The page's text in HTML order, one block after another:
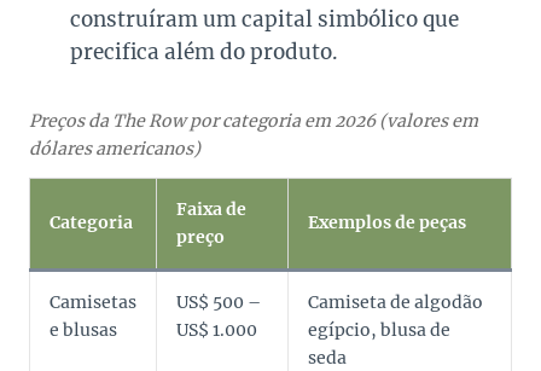
construíram um capital simbólico que
precifica além do produto.
Preços da The Row por categoria em 2026 (valores em
dólares americanos)
Categoria
Faixa de
preço
Exemplos de peças
Camisetas
e blusas
US$ 500 –
US$ 1.000
Camiseta de algodão
egípcio, blusa de
seda